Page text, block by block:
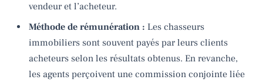
vendeur et l’acheteur.
Méthode de rémunération : Les chasseurs
immobiliers sont souvent payés par leurs clients
acheteurs selon les résultats obtenus. En revanche,
les agents perçoivent une commission conjointe liée